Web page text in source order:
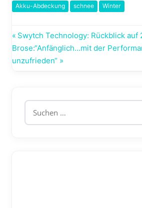
Akku-Abdeckung schnee Winter
Beitragsnavigation
Vorheriger
Beitrag:
Swytch Technology: Rückblick auf
Nächster
Beitrag:
Brose:“Anfänglich…mit der
unzufrieden“